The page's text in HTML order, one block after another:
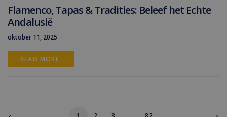
Flamenco, Tapas & Tradities: Beleef het Echte
Andalusië
oktober 11, 2025
READ MORE